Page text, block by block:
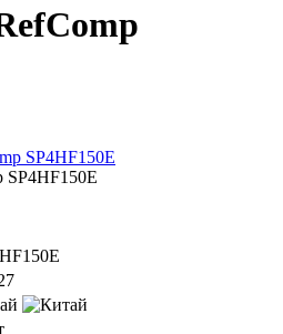
SP4HF150E